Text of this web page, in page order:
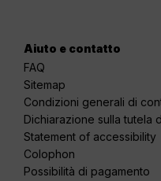
Aiuto e contatto
FAQ
Sitemap
Condizioni generali di
Dichiarazione sulla tutela
Statement of accessibility
Colophon
Possibilità di pagamento